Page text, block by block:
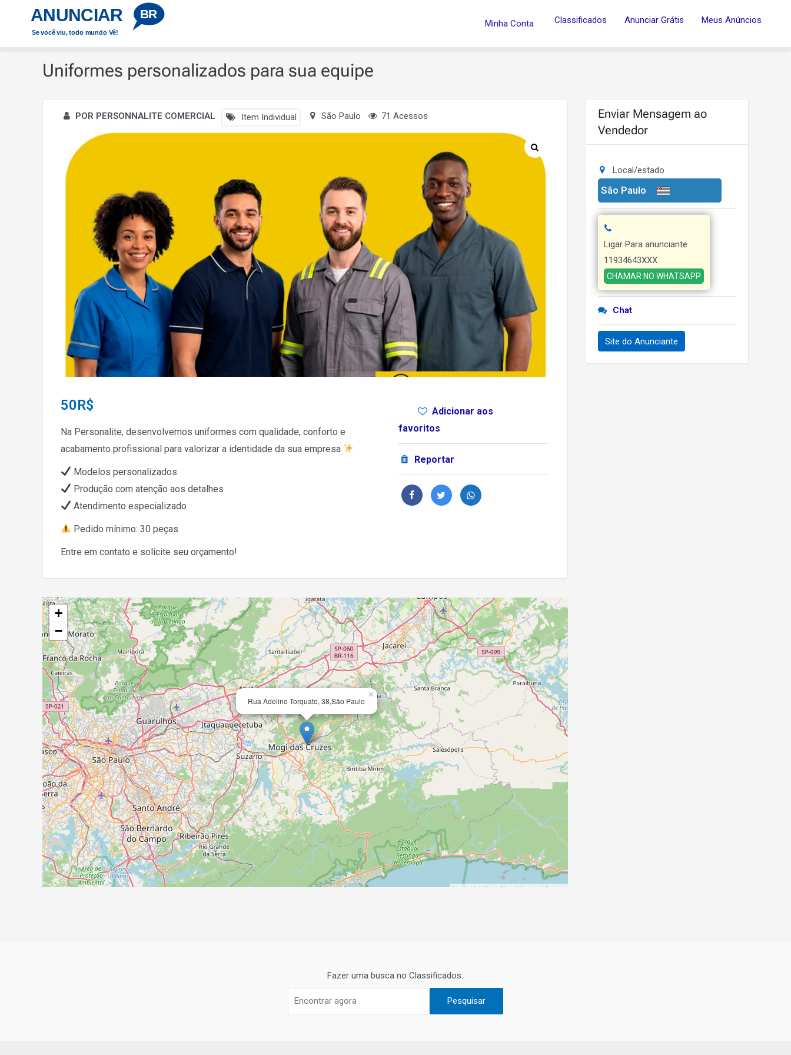
ANUNCIAR BR
Se você viu, todo mundo Vê!
Minha Conta Classificados Anunciar Grátis Meus Anúncios
Início Uniformes personalizados para sua equipe
Uniformes personalizados para sua equipe
POR PERSONNALITE COMERCIAL Item Individual São Paulo 71 Acessos
50R$
Na Personalite, desenvolvemos uniformes com qualidade, conforto e
acabamento profissional para valorizar a identidade da sua empresa
Modelos personalizados
Produção com atenção aos detalhes
Atendimento especializado
Pedido mínimo: 30 peças.
Entre em contato e solicite seu orçamento!
Adicionar aos
favoritos
Reportar
Rua Adelino Torquato, 38,São Paulo
×
+
−
Leaflet | © OpenStreetMap contributors
Enviar Mensagem ao
Vendedor
Local/estado
São Paulo
Ligar Para anunciante
11934643XXX
CHAMAR NO WHATSAPP
Chat
Site do Anunciante
Fazer uma busca no Classificados:
Pesquisar